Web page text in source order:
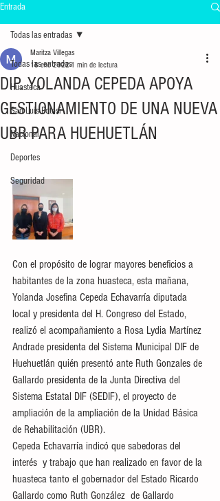
Entrada
Todas las entradas
Huasteca
San Luis Potosí
Nacional
Deportes
Seguridad
Todas las entradas
DIP. YOLANDA CEPEDA APOYA
GESTIONAMIENTO DE UNA NUEVA
UBR PARA HUEHUETLÁN
Maritza Villegas
18 ene 20221 min de lectura
Con el propósito de lograr mayores beneficios a
habitantes de la zona huasteca, esta mañana,
Yolanda Josefina Cepeda Echavarría diputada
local y presidenta del H. Congreso del Estado,
realizó el acompañamiento a Rosa Lydia Martínez
Andrade presidenta del Sistema Municipal DIF de
Huehuetlán quién presentó ante Ruth Gonzales de
Gallardo presidenta de la Junta Directiva del
Sistema Estatal DIF (SEDIF), el proyecto de
ampliación de la ampliación de la Unidad Básica
de Rehabilitación (UBR).
Cepeda Echavarría indicó que sabedoras del
interés  y trabajo que han realizado en favor de la
huasteca tanto el gobernador del Estado Ricardo
Gallardo como Ruth González  de Gallardo